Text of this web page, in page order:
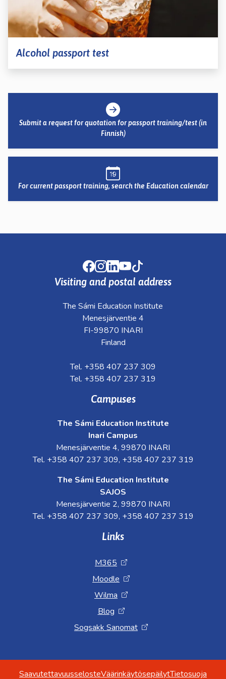
ja
pyyhkäisyliikkeitä.
Alcohol passport test
Submit a request for quotation for passport training/test (in
Finnish)
For current passport training, search the Education calendar
Facebook
Instagram
LinkedIn
Youtube
Visiting and postal address
The Sámi Education Institute
Menesjärventie 4
FI-99870 INARI
Finland
Tel. +358 407 237 309
Tel. +358 407 237 319
Campuses
The Sámi Education Institute
Inari Campus
Menesjärventie 4, 99870 INARI
Tel. +358 407 237 309, +358 407 237 319
The Sámi Education Institute
SAJOS
Menesjärventie 2, 99870 INARI
Tel. +358 407 237 309, +358 407 237 319
Links
M365
Moodle
Wilma
Blog
Sogsakk Sanomat
SaavutettavuusselosteVäärinkäytösepäilytTietosuoja